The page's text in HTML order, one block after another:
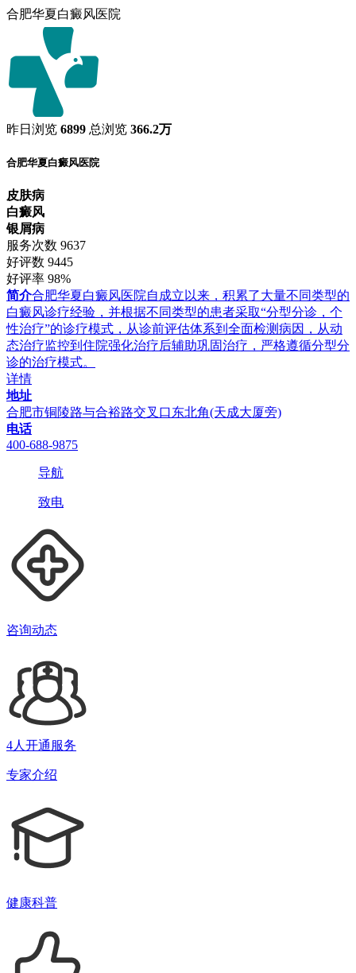
合肥华夏白癜风医院
昨日浏览 6899 总浏览 366.2万
合肥华夏白癜风医院
皮肤病
白癜风
银屑病
服务次数 9637
好评数 9445
好评率 98%
简介合肥华夏白癜风医院自成立以来，积累了大量不同类型的
白癜风诊疗经验，并根据不同类型的患者采取“分型分诊，个
性治疗”的诊疗模式，从诊前评估体系到全面检测病因，从动
态治疗监控到住院强化治疗后辅助巩固治疗，严格遵循分型分
诊的治疗模式。
详情
地址
合肥市铜陵路与合裕路交叉口东北角(天成大厦旁)
电话
400-688-9875
导航
致电
咨询动态
4人开通服务
专家介绍
健康科普